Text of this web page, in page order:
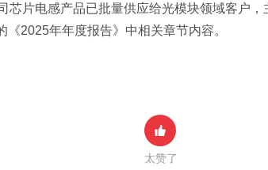
芯片电感产品已批量供应给光模块领域客户
2025年年度报告》中相关章节内容。
太赞了